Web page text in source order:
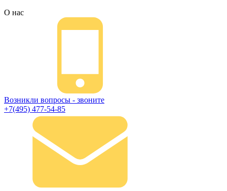
О нас
Возникли вопросы - звоните
+7(495) 477-54-85